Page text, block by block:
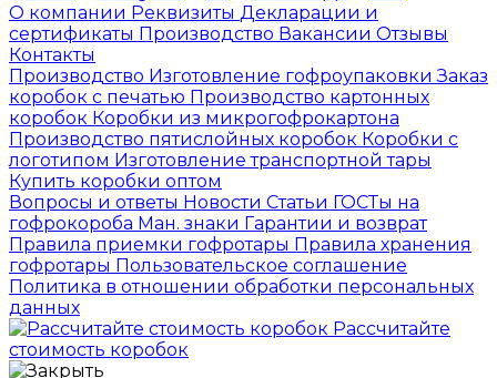
О компании Реквизиты Декларации и
сертификаты Производство Вакансии Отзывы
Контакты
Производство Изготовление гофроупаковкиЗаказ
коробок с печатью Производство картонных
коробок Коробки из микрогофрокартона
Производство пятислойных коробок Коробки с
логотипом Изготовление транспортной тары
Купить коробки оптом
Вопросы и ответы Новости Статьи ГОСТы на
гофрокороба Ман. знаки Гарантии и возврат
Правила приемки гофротары Правила хранения
гофротары Пользовательское соглашение
Политика в отношении обработки персональных
данных
Рассчитайте
стоимость коробок